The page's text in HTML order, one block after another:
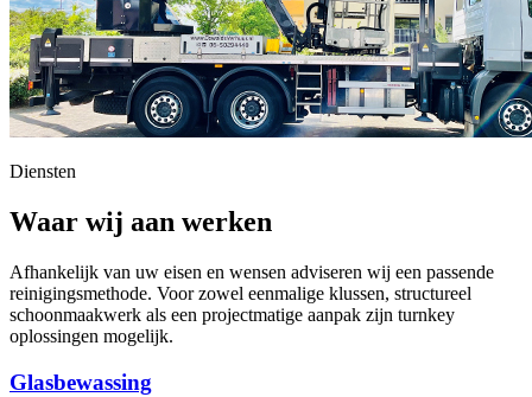
Diensten
Waar wij aan werken
Afhankelijk van uw eisen en wensen adviseren wij een passende
reinigingsmethode. Voor zowel eenmalige klussen, structureel
schoonmaakwerk als een projectmatige aanpak zijn turnkey
oplossingen mogelijk.
Glasbewassing